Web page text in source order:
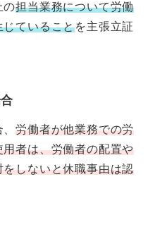
の担当業務について労働
じていることを主張立証
、労働者が他業務での労
者は、労働者の配置や
しないと休職事由は認